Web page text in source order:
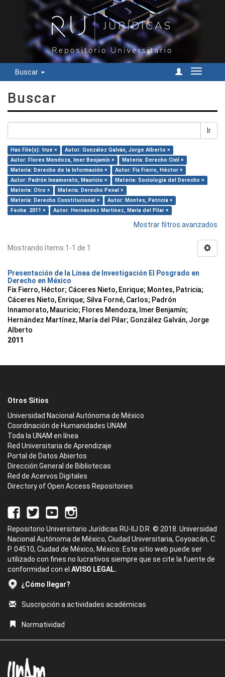
Buscar
Cambiar
Buscar
Ir
Has File(s): true ×
Autor: González Galván, Jorge Alberto ×
Autor: Flores Mendoza, Imer Benjamín ×
Materia: Derecho Civil ×
Materia: Derecho de la Información ×
Autor: Fix Fierro, Héctor ×
Autor: Padrón Innamorato, Mauricio ×
Materia: Sociología del Derecho ×
Materia: Otro ×
Materia: Derecho Penal ×
Materia: Derecho Constitucional ×
Autor: Montes, Patricia ×
Fecha: 2011 ×
Autor: Hernández Martínez, María del Pilar ×
Mostrar filtros avanzados
Mostrando ítems 1-1 de 1
Presentación de la Línea de Investigación El Posgrado en
Derecho en México
Fix Fierro, Héctor; Cáceres Nieto, Enrique; Montes, Patricia;
Cáceres Nieto, Enrique; Silva Forné, Carlos; Padrón
Innamorato, Mauricio; Flores Mendoza, Imer Benjamín;
Hernández Martínez, María del Pilar; González Galván, Jorge
Alberto
2011
Otros Sitios
Universidad Nacional Autónoma de México
Coordinación de Humanidades UNAM
Toda la UNAM en línea
Red Universitaria de Aprendizaje
Portal de Datos Abiertos
Dirección General de Bibliotecas
Red de Acervos Digitales
Directory of Open Access Repositories
Repositorio Universitario Jurídicas RU-IIJ D.R. © 2018. Universidad
Nacional Autónoma de México, Ciudad Universitaria, Coyoacán, C.
P. 04510, Ciudad de México, México. Este sitio web puede ser
utilizado con fines no lucrativos siempre que se cite la fuente de
conformidad con el AVISO LEGAL.
¿Cómo llegar?
Suscripción a actividades académicas
Normatividad